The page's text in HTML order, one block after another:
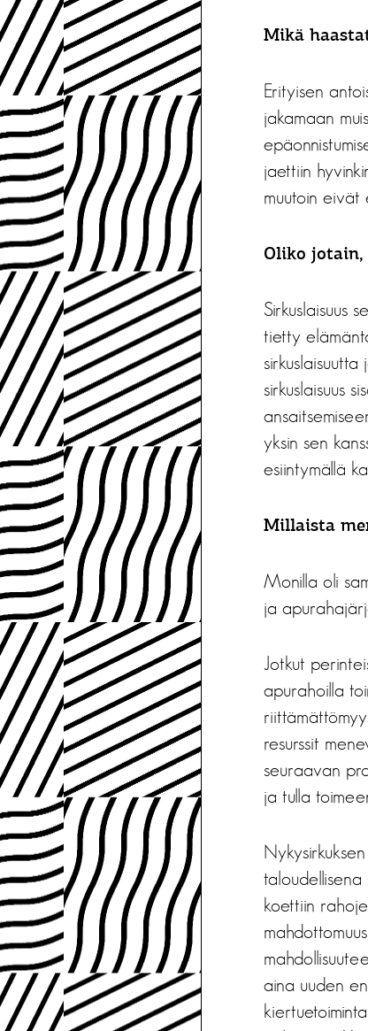
Mikä
Erityisen
jakamaan
jaettiin
muutoin eivät
Oliko
Sirkuslaisuus
tietty
sirkuslaisuus
yksin sen
esiintymällä
Millaista
Monilla oli
ja
Jotkut
apurahoilla
resurssit
seuraavan
ja tulla
taloudellisena
koettiin
aina uuden